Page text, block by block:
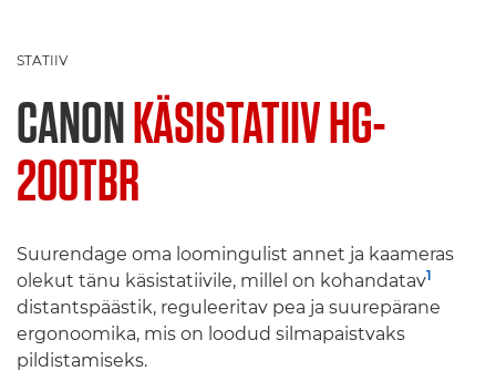
STATIIV
CANONKÄSISTATIIV HG-
200TBR
Suurendage oma loomingulist annet ja kaameras
olekut tänu käsistatiivile, millel on kohandatav1
distantspäästik, reguleeritav pea ja suurepärane
ergonoomika, mis on loodud silmapaistvaks
pildistamiseks.